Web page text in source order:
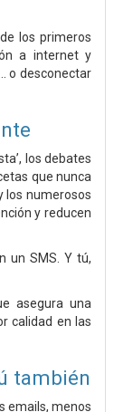
los primeros
a internet y
o desconectar
los debates
que nunca
los numerosos
y reducen
un SMS. Y tú,
asegura una
calidad en las
también
emails, menos